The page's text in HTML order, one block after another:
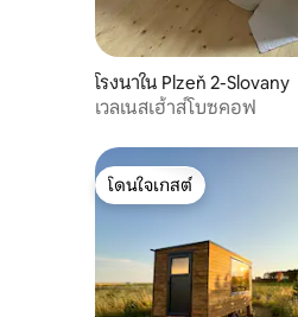
โรงนาใน Plzeň 2-Slovany
เวลเนสเฮ้าส์โบซคอฟ
โดนใจเกสต์
โดนใจเกสต์